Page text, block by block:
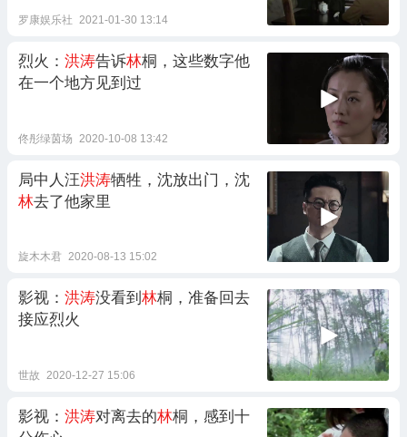
罗康娱乐社 2021-01-30 13:14
烈火： 洪涛告诉林桐，这些数字他
在一个地方见到过
佟彤绿茵场 2020-10-08 13:42
局中人汪洪涛牺牲，沈放出门，沈
林去了他家里
旋木木君 2020-08-13 15:02
影视： 洪涛没看到 林桐，准备回去
接应烈火
世故 2020-12-27 15:06
影视： 洪涛对离去的林桐，感到十